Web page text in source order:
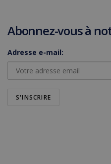
Abonnez-vous à
Adresse e-mail: